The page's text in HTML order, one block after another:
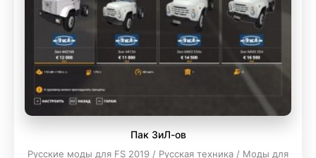
Пак ЗиЛ-ов
Русские моды для FS 2019 / Русская техника / Моды для